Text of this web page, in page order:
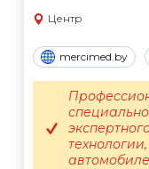
Центр
mercimed.by